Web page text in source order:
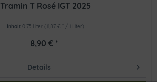
Tramin T Rosé IGT 2025
Inhalt 0.75 Liter (11,87 € * / 1 Liter)
8,90 € *
Details